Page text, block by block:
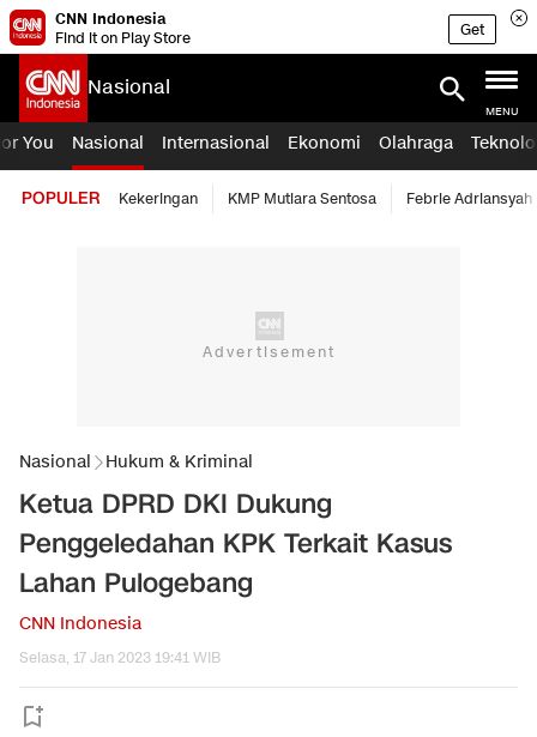
CNN Indonesia
Find it on Play Store
Get
Nasional
MENU
You Nasional Internasional Ekonomi Olahraga
POPULER Kekeringan KMP Mutiara Sentosa Febrie Adriansyah
Nasional Hukum & Kriminal
Ketua DPRD DKI Dukung
Penggeledahan KPK Terkait Kasus
Lahan Pulogebang
CNN Indonesia
Selasa, 17 Jan 2023 19:41 WIB